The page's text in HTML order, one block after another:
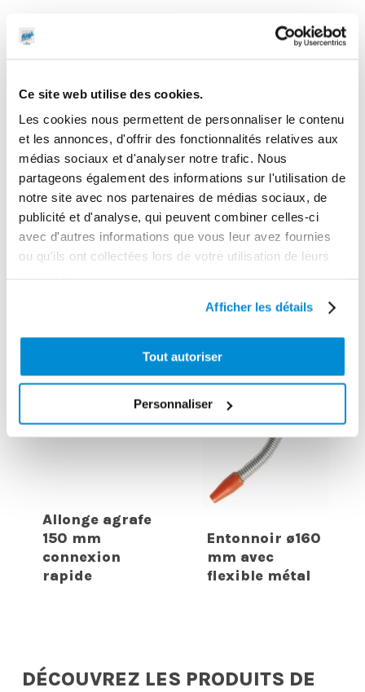
Ce site web utilise des cookies.
Les cookies nous permettent de personnaliser le contenu
et les annonces, d'offrir des fonctionnalités relatives aux
médias sociaux et d'analyser notre trafic. Nous
partageons également des informations sur l'utilisation de
notre site avec nos partenaires de médias sociaux, de
publicité et d'analyse, qui peuvent combiner celles-ci
avec d'autres informations que vous leur avez fournies
ou qu'ils ont collectées lors de votre utilisation de leurs
Afficher les détails
Tout autoriser
Personnaliser
Embout pour
graisseurs
cuvettes genre
lub
Embout pour
graisseurs
hydrauliques
Allonge agrafe
150 mm
connexion
rapide
Entonnoir ø160
mm avec
flexible métal
DÉCOUVREZ LES PRODUITS DE